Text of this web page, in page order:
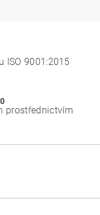
ISO 9001:2015
prostřednictvím